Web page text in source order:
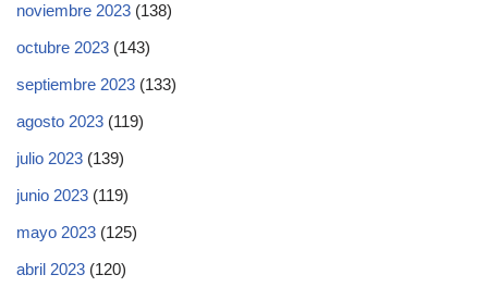
noviembre 2023 (138)
octubre 2023 (143)
septiembre 2023 (133)
agosto 2023 (119)
julio 2023 (139)
junio 2023 (119)
mayo 2023 (125)
abril 2023 (120)